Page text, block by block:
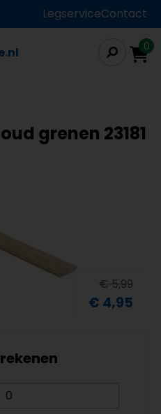
LegserviceContact
0
grenen 23181
€ 5,99
€ 4,95